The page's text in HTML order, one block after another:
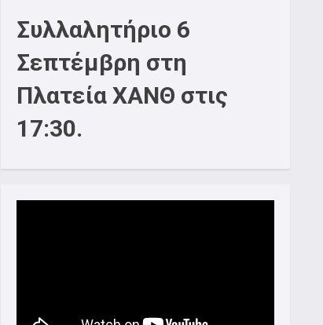
Συλλαλητήριο 6
Σεπτέμβρη στη
Πλατεία ΧΑΝΘ στις
17:30.